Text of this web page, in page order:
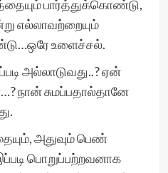
பார்த்துக்கொண்டு,
எல்லாவற்றையும்
உளைச்சல்.
அல்லாடுவது..? ஏன்
நான் சுமப்பதால்தானே
அதுவும் பெண்
பொறுப்பற்றவனாக